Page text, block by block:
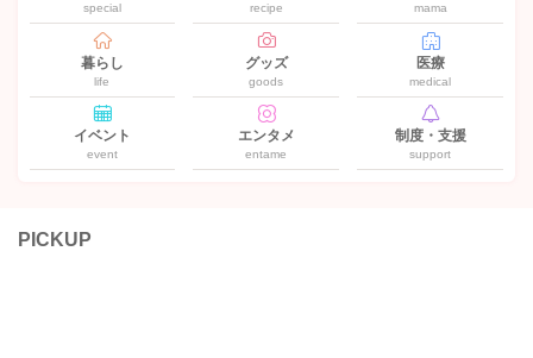
special recipe mama
暮らし
life
グッズ
goods
医療
medical
イベント
event
エンタメ
entame
制度・支援
support
PICKUP